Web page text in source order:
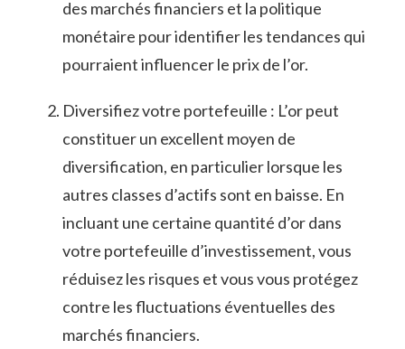
des marchés financiers et la politique
monétaire pour⁤ identifier les tendances qui
pourraient influencer le prix de l’or.
Diversifiez votre portefeuille : L’or peut
constituer un excellent moyen de
diversification, en particulier lorsque les
autres‌ classes d’actifs sont en baisse. En
incluant une certaine quantité d’or dans
votre portefeuille d’investissement, vous
réduisez les ‌risques⁤ et vous​ vous protégez
contre les ​fluctuations éventuelles des
⁣marchés financiers.